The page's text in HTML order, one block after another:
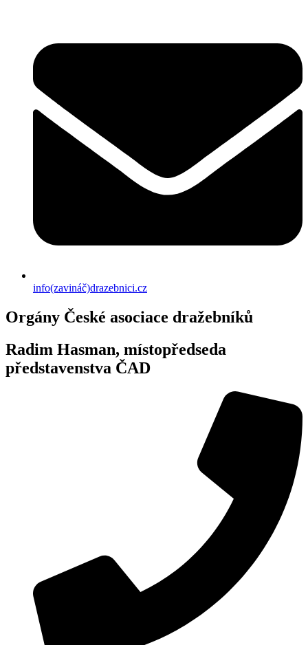
info(zavináč)drazebnici.cz
Orgány České asociace dražebníků
Radim Hasman, místopředseda
představenstva ČAD